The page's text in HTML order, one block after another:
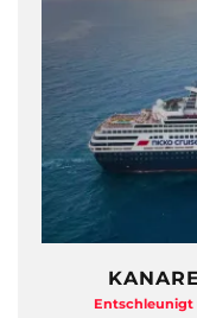
Entschleunigt